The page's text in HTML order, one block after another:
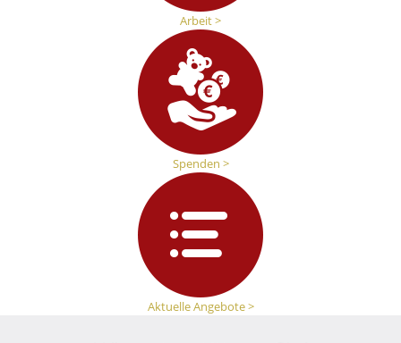
Arbeit >
Spenden >
Aktuelle Angebote >